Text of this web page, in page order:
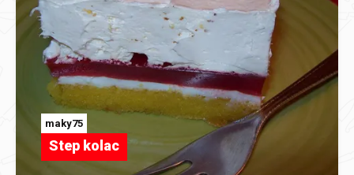
maky75
Step kolac